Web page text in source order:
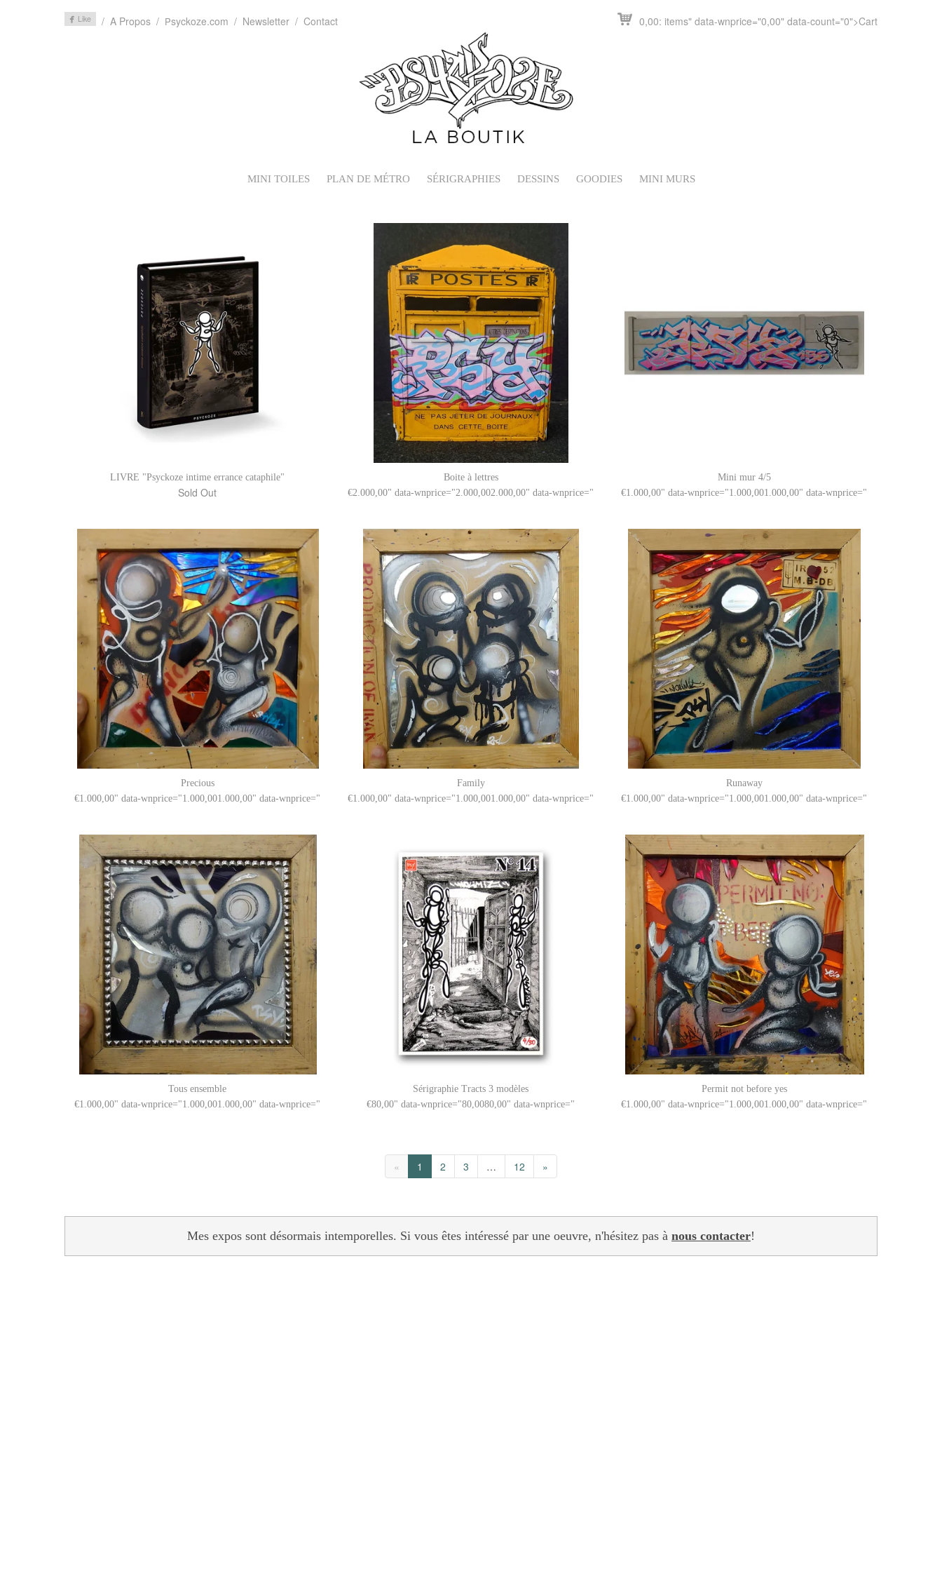
A Propos Psyckoze.com Newsletter Contact 0,00 " data-wnprice="0,00" data-count="0">Cart
MINI TOILES PLAN DE MÉTRO SÉRIGRAPHIES DESSINS GOODIES MINI MURS
LIVRE "Psyckoze intime errance cataphile"
Boite à lettres
2.000,00" data-wnprice="2.000,002.000,00" data-wnprice="
Mini mur 4/5
1.000,00" data-wnprice="1.000,001.000,00" data-wnprice="
Precious
1.000,00" data-wnprice="1.000,001.000,00" data-wnprice="
Family
1.000,00" data-wnprice="1.000,001.000,00" data-wnprice="
Runaway
1.000,00" data-wnprice="1.000,001.000,00" data-wnprice="
Tous ensemble
1.000,00" data-wnprice="1.000,001.000,00" data-wnprice="
Sérigraphie Tracts 3 modèles
80,00" data-wnprice="80,0080,00" data-wnprice="
Permit not before yes
1.000,00" data-wnprice="1.000,001.000,00" data-wnprice="
« 1 2 3 … 12 »
Mes expos sont désormais intemporelles. Si vous êtes intéressé par une oeuvre, n'hésitez pas à nous contacter!